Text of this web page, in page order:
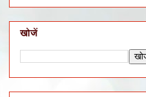
खोजें